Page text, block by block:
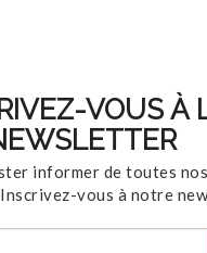
VOUS À
informer de toutes
vous à notre